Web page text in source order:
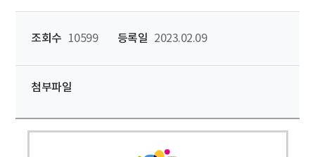
조회수 10599 등록일 2023.02.09
첨부파일